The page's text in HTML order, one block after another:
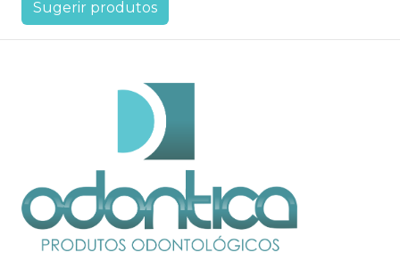
Sugerir produtos